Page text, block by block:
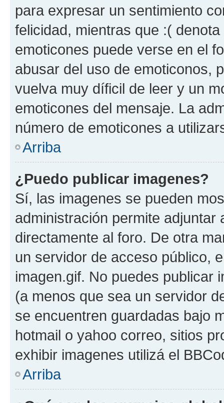
para expresar un sentimiento
felicidad, mientras que :(
emoticones puede verse en el
abusar del uso de emoticonos,
vuelva muy díficil de leer y un
emoticones del mensaje. La
número de emoticones a
Arriba
¿Puedo publicar imagenes?
Sí, las imagenes se pueden
administración permite
directamente al foro. De otra
un servidor de acceso público,
imagen.gif. No puedes publicar
(a menos que sea un servidor
se encuentren guardadas bajo
hotmail o yahoo correo, sitios
exhibir imagenes utilizá el
Arriba